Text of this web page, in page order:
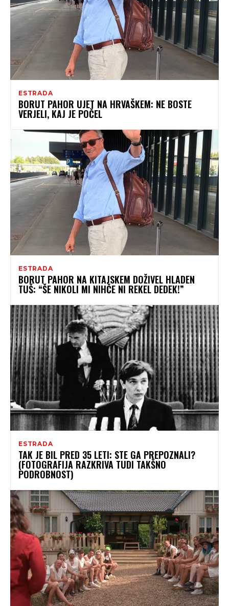
ESTRADA
BORUT PAHOR UJET NA HRVAŠKEM: NE BOSTE
VERJELI, KAJ JE POČEL
ESTRADA
BORUT PAHOR NA KITAJSKEM DOŽIVEL HLADEN
TUŠ: “ŠE NIKOLI MI NIHČE NI REKEL DEDEK!”
ESTRADA
TAK JE BIL PRED 35 LETI: STE GA PREPOZNALI?
(FOTOGRAFIJA RAZKRIVA TUDI TAKŠNO
PODROBNOST)